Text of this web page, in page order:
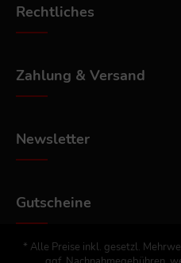
Rechtliches
Zahlung & Versand
Newsletter
Gutscheine
* Alle Preise inkl. gesetzl.